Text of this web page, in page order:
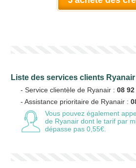
Vos crédits
Liste des services clients Ryanair
- Service clientèle de Ryanair :08
- Assistance prioritaire de Ryanair :
Vous pouvez également
de Ryanair dont le tarif par
dépasse pas 0,55€.